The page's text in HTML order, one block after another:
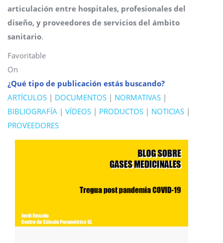
articulación entre hospitales, profesionales del
diseño, y proveedores de servicios del ámbito
sanitario.
Favoritable
On
¿Qué tipo de publicación estás buscando?
ARTÍCULOS | DOCUMENTOS | NORMATIVAS |
BIBLIOGRAFÍA | VÍDEOS | PRODUCTOS | NOTICIAS |
PROVEEDORES